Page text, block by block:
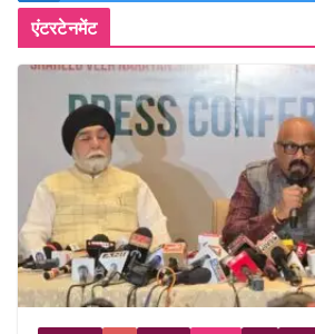
एंटरटेनमेंट